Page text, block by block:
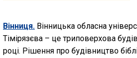
Вінниця. Вінницька обласна
Тімірязєва – це триповерхова
році. Рішення про будівництво